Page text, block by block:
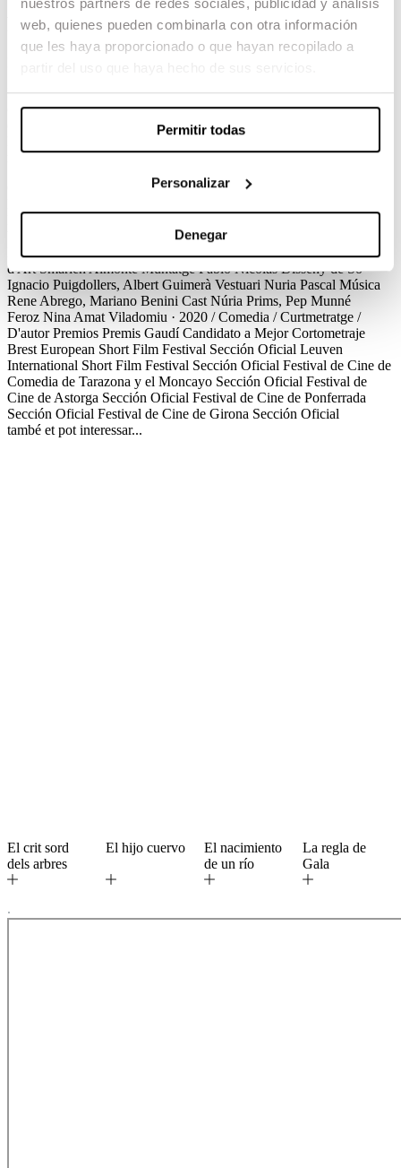
web, quienes pueden combinarla con otra información
que les haya proporcionado o que hayan recopilado a
Permitir todas
Personalizar
Denegar
Feroz
Eva, una mestressa de casa continguda i perfeccionista, ha perdut el
contacte amb ella mateixa. Avui és el seu aniversari i per l’ocasió
organitza una gran vetllada a casa. La intrusió d’un animal salvatge
més animal.
D'autor
Viladomiu, Maria Fernanda Soberón Direcció de Producció
Fernanda Soberón Direcció de FotografiaFrancisco Lobo Direcció
d'ArtSmarlen Almonte MuntatgePablo Nicolás Disseny de So
Ignacio Puigdollers, Albert Guimerà Vestuari Nuria Pascal Música
Rene Abrego, Mariano Benini Cast Núria Prims, Pep Munné
Feroz Nina Amat Viladomiu · 2020 / Comedia / Curtmetratge /
D'autorPremios Premis GaudíCandidato a Mejor Cortometraje
Brest European Short Film Festival Sección Oficial Leuven
International Short Film Festival Sección Oficial Festival de Cine de
Comedia de Tarazona y el Moncayo Sección Oficial Festival de
Cine de Astorga Sección Oficial Festival de Cine de Ponferrada
Sección Oficial Festival de Cine de Girona Sección Oficial
també et pot interessar...
El crit sord
dels arbres
El hijo cuervo
El nacimiento
de un río
La regla de
Gala